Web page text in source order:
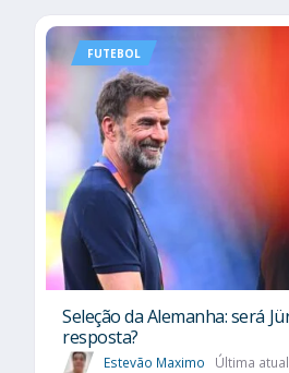
FUTEBOL
Seleção da Alemanha: será
resposta?
Estevão Maximo Última